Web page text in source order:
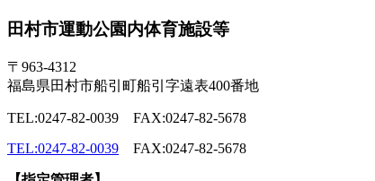
田村市運動公園内体育施設等
〒963-4312
福島県田村市船引町船引字遠表400番地
TEL:0247-82-0039 FAX:0247-82-5678
TEL:0247-82-0039 FAX:0247-82-5678